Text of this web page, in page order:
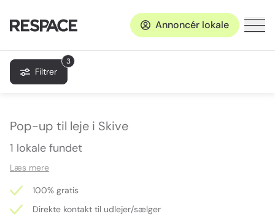
Annoncér lokale
3
Filtrer
Pop-up til leje i Skive
1 lokale fundet
Læs mere
100% gratis
Direkte kontakt til udlejer/sælger